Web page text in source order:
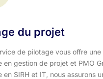
du projet
de pilotage vous offre une
en gestion de projet et PMO
en SIRH et IT, nous assurons